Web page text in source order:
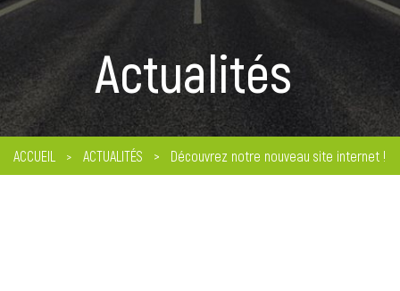
Actualités
ACCUEIL ACTUALITÉS Découvrez notre nouveau site internet !